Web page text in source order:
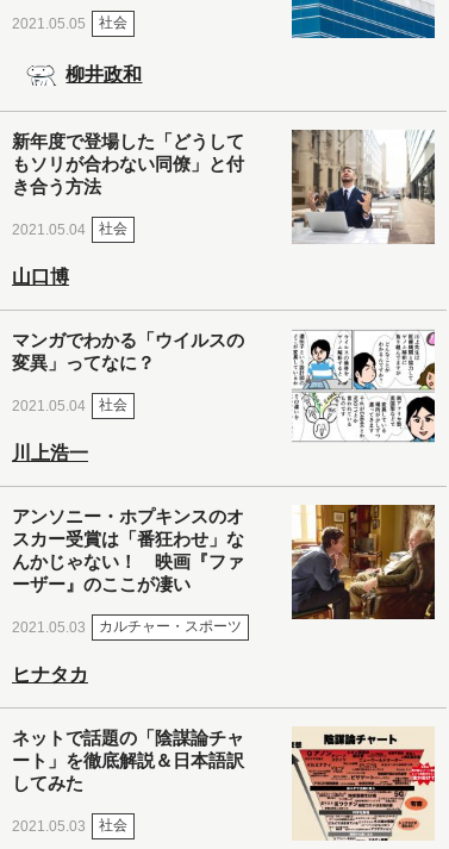
2021.05.05 社会
柳井政和
新年度で登場した「どうして
もソリが合わない同僚」と付
き合う方法
2021.05.04 社会
山口博
マンガでわかる「ウイルスの
変異」ってなに？
2021.05.04 社会
川上浩一
アンソニー・ホプキンスのオ
スカー受賞は「番狂わせ」な
んかじゃない！ 映画『ファ
ーザー』のここが凄い
2021.05.03 カルチャー・スポーツ
ヒナタカ
ネットで話題の「陰謀論チャ
ート」を徹底解説＆日本語訳
してみた
2021.05.03 社会